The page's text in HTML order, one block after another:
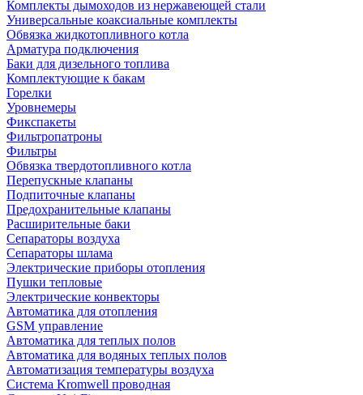
Комплекты дымоходов из нержавеющей стали
Универсальные коаксиальные комплекты
Обвязка жидкотопливного котла
Арматура подключения
Баки для дизельного топлива
Комплектующие к бакам
Горелки
Уровнемеры
Фикспакеты
Фильтропатроны
Фильтры
Обвязка твердотопливного котла
Перепускные клапаны
Подпиточные клапаны
Предохранительные клапаны
Расширительные баки
Сепараторы воздуха
Сепараторы шлама
Электрические приборы отопления
Пушки тепловые
Электрические конвекторы
Автоматика для отопления
GSM управление
Автоматика для теплых полов
Автоматика для водяных теплых полов
Автоматизация температуры воздуха
Система Kromwell проводная